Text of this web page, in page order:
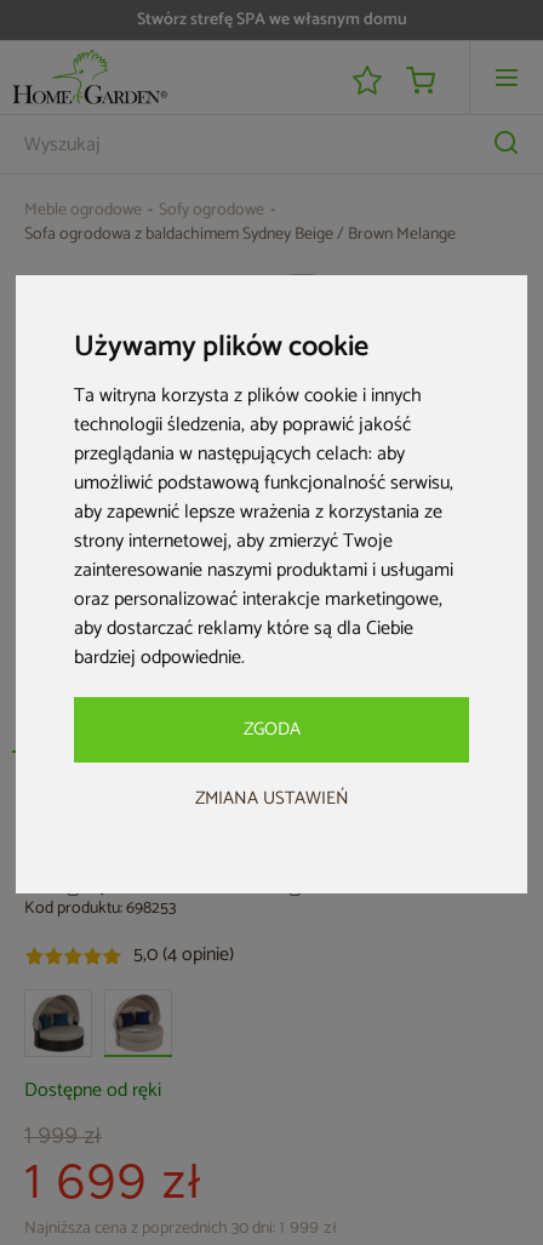
Używamy plików cookie
Ta witryna korzysta z plików cookie i innych
technologii śledzenia, aby poprawić jakość
przeglądania w następujących celach:aby
umożliwić podstawową funkcjonalność serwisu,
aby zapewnić lepsze wrażenia z korzystania ze
strony internetowej,aby zmierzyć Twoje
zainteresowanie naszymi produktami i usługami
oraz personalizować interakcje marketingowe,
aby dostarczać reklamy które są dla Ciebie
bardziej odpowiednie.
ZGODA
ZMIANA USTAWIEŃ
Stwórz strefę SPA we własnym domu
Do 25 000 zł zwrotu na kartę i raty RRSO 0%
Meble ogrodowe
Sofy ogrodowe
Sofa ogrodowa z baldachimem Sydney Beige / Brown Melange
Kod produktu: 698253
5,0 (4 opinie)
Dostępne od ręki
1 999 zł
1 699 zł
Najniższa cena z poprzednich 30 dni: 1 999 zł